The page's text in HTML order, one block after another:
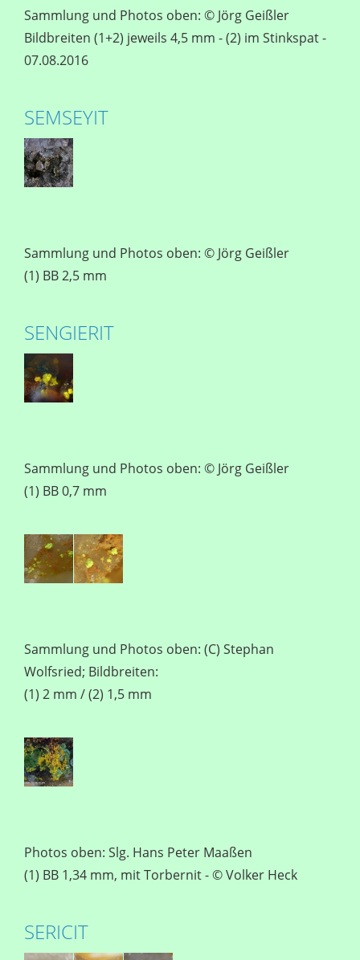
Sammlung und Photos oben: © Jörg Geißler
Bildbreiten (1+2) jeweils 4,5 mm - (2) im Stinkspat -
07.08.2016
SEMSEYIT
Sammlung und Photos oben: © Jörg Geißler
(1) BB 2,5 mm
SENGIERIT
Sammlung und Photos oben: © Jörg Geißler
(1) BB 0,7 mm
Sammlung und Photos oben: (C) Stephan
Wolfsried; Bildbreiten:
(1) 2 mm / (2) 1,5 mm
Photos oben: Slg. Hans Peter Maaßen
(1) BB 1,34 mm, mit Torbernit - © Volker Heck
SERICIT